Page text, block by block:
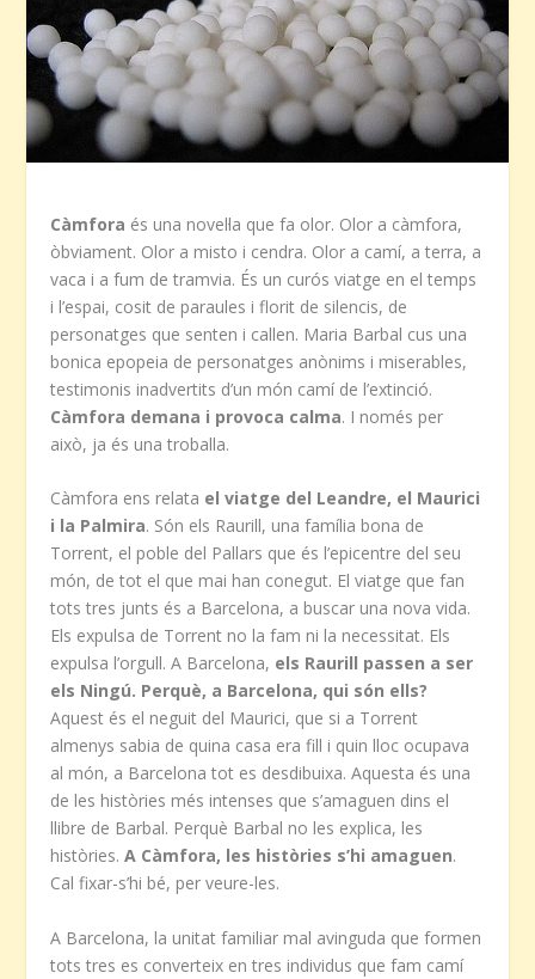
Càmfora és una novel·la que fa olor. Olor a càmfora,
òbviament. Olor a misto i cendra. Olor a camí, a terra, a
vaca i a fum de tramvia. És un curós viatge en el temps
i l’espai, cosit de paraules i florit de silencis, de
personatges que senten i callen. Maria Barbal cus una
bonica epopeia de personatges anònims i miserables,
testimonis inadvertits d’un món camí de l’extinció.
Càmfora demana i provoca calma. I només per
això, ja és una troballa.
Càmfora ens relata el viatge del Leandre, el Maurici
i la Palmira. Són els Raurill, una família bona de
Torrent, el poble del Pallars que és l’epicentre del seu
món, de tot el que mai han conegut. El viatge que fan
tots tres junts és a Barcelona, a buscar una nova vida.
Els expulsa de Torrent no la fam ni la necessitat. Els
expulsa l’orgull. A Barcelona, els Raurill passen a ser
els Ningú. Perquè, a Barcelona, qui són ells?
Aquest és el neguit del Maurici, que si a Torrent
almenys sabia de quina casa era fill i quin lloc ocupava
al món, a Barcelona tot es desdibuixa. Aquesta és una
de les històries més intenses que s’amaguen dins el
llibre de Barbal. Perquè Barbal no les explica, les
històries.A Càmfora, les històries s’hi amaguen.
Cal fixar-s’hi bé, per veure-les.
A Barcelona, la unitat familiar mal avinguda que formen
tots tres es converteix en tres individus que fam camí